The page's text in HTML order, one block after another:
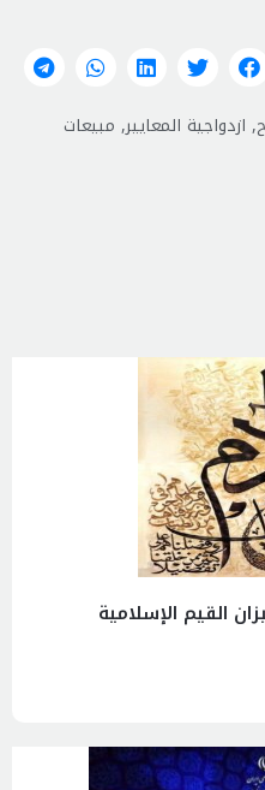
, ازدواجية المعايير, مبيعات
القيم الإسلامية